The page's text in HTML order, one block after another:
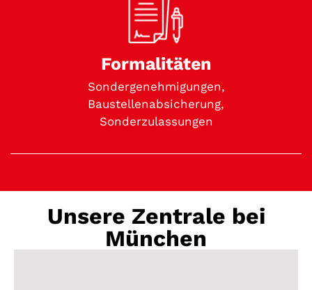
Formalitäten
Sondergenehmigungen,
Baustellenabsicherung,
Sonderzulassungen
Unsere Zentrale bei
München